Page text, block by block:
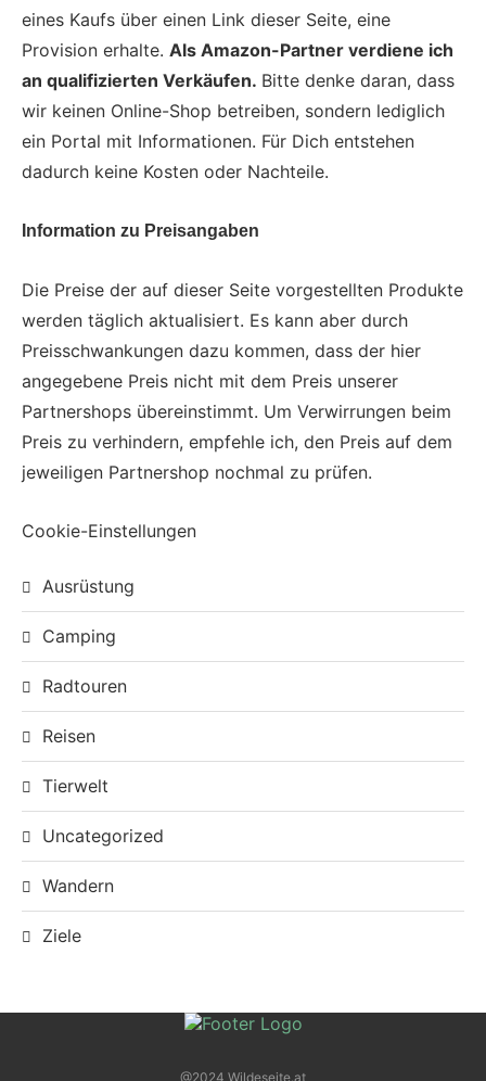
eines Kaufs über einen Link dieser Seite, eine
Provision erhalte. Als Amazon-Partner verdiene ich
an qualifizierten Verkäufen. Bitte denke daran, dass
wir keinen Online-Shop betreiben, sondern lediglich
ein Portal mit Informationen. Für Dich entstehen
dadurch keine Kosten oder Nachteile.
Information zu Preisangaben
Die Preise der auf dieser Seite vorgestellten Produkte
werden täglich aktualisiert. Es kann aber durch
Preisschwankungen dazu kommen, dass der hier
angegebene Preis nicht mit dem Preis unserer
Partnershops übereinstimmt. Um Verwirrungen beim
Preis zu verhindern, empfehle ich, den Preis auf dem
jeweiligen Partnershop nochmal zu prüfen.
Cookie-Einstellungen
Ausrüstung
Camping
Radtouren
Reisen
Tierwelt
Uncategorized
Wandern
Ziele
@2024 Wildeseite.at